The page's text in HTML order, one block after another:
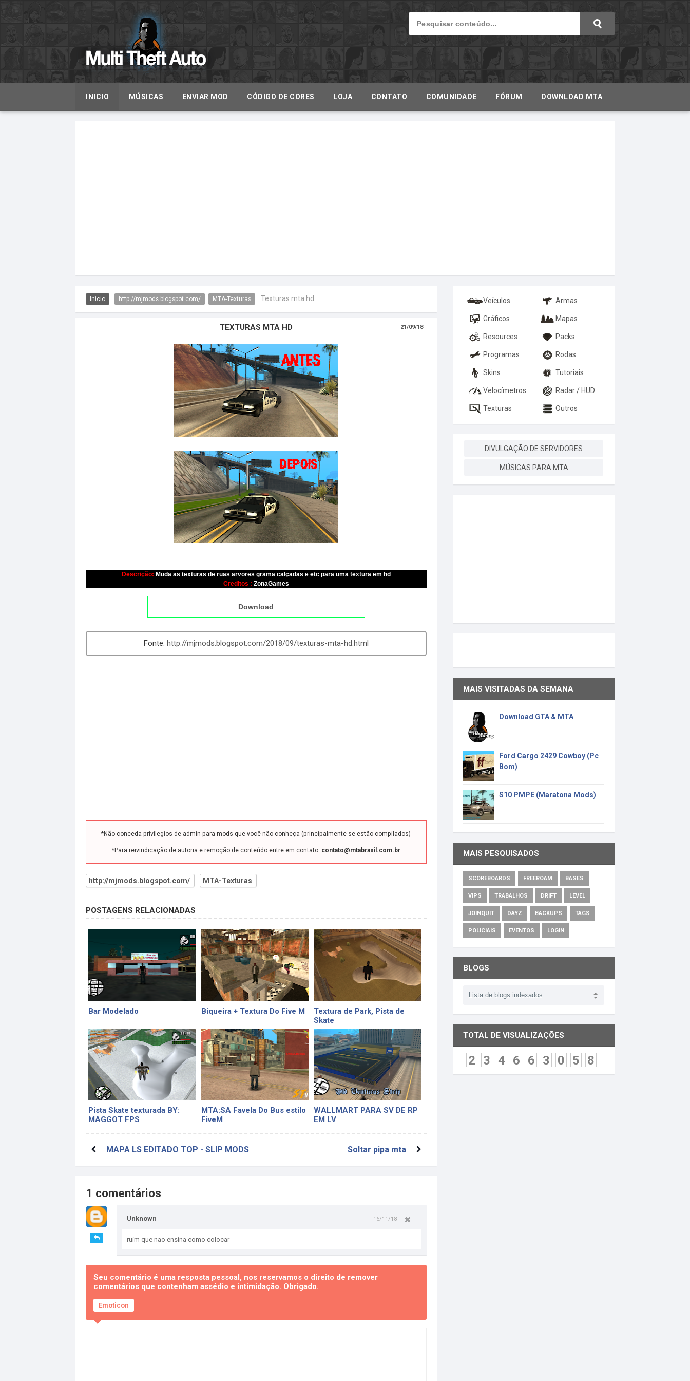
INICIO MÚSICAS ENVIAR MOD CÓDIGO DE CORES LOJA CONTATO COMUNIDADE FÓRUM DOWNLOAD MTA
Inicio http://mjmods.blogspot.com/ MTA-Texturas Texturas mta hd
TEXTURAS MTA HD 21/09/18
Descrição: Muda as texturas de ruas arvores grama calçadas e etc para uma textura em hd
Creditos : ZonaGames
Download
http://mjmods.blogspot.com/2018/09/texturas-mta-hd.html
*Não conceda privilegios de admin para mods que você não conheça (principalmente se estão compilados)
*Para reivindicação de autoria e remoção de conteúdo entre em contato: contato@mtabrasil.com.br
http://mjmods.blogspot.com/ MTA-Texturas
POSTAGENS RELACIONADAS
Bar Modelado Biqueira + Textura Do Five M
Textura de Park, Pista de
Skate
Pista Skate texturada BY:
MAGGOT FPS
MTA:SA Favela Do Bus estilo
FiveM
WALLMART PARA SV DE RP
EM LV
MAPA LS EDITADO TOP - SLIP MODS Soltar pipa mta
1 comentários
Unknown 16/11/18
ruim que nao ensina como colocar
Seu comentário é uma resposta pessoal, nos reservamos o direito de remover
comentários que contenham assédio e intimidação. Obrigado.
Emoticon
Veículos Armas
Gráficos Mapas
Resources Packs
Programas Rodas
Skins Tutoriais
Velocímetros Radar / HUD
Texturas Outros
DIVULGAÇÃO DE SERVIDORES
MÚSICAS PARA MTA
MAIS VISITADAS DA SEMANA
Download GTA & MTA
Ford Cargo 2429 Cowboy (Pc
Bom)
S10 PMPE (Maratona Mods)
MAIS PESQUISADOS
SCOREBOARDS FREEROAM BASES
VIPS TRABALHOS DRIFT LEVEL
JOINQUIT DAYZ BACKUPS TAGS
POLICIAIS EVENTOS LOGIN
BLOGS
TOTAL DE VISUALIZAÇÕES
2 3 4 6 6 3 0 5 8